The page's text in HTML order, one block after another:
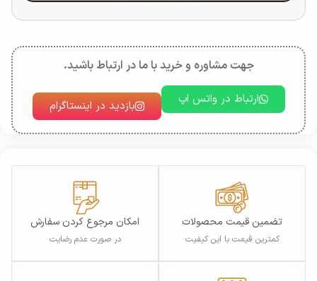
جهت مشاوره و خرید با ما در ارتباط باشید.
ارتباط در واتس اپ بازدید در اینستاگرام
تضمین قیمت محصولات
کمترین قیمت با این کیفیت
امکان مرجوع کردن سفارش
در صورت عدم رضایت